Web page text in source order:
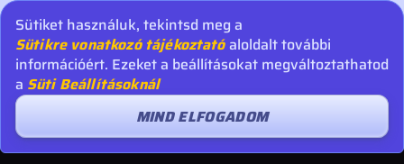
Sütiket használuk, tekintsd meg a
Sütikre vonatkozó tájékoztatóaloldalt további
információért. Ezeket a beállításokat megváltoztathatod
a Süti Beállításoknál
MIND ELFOGADOM